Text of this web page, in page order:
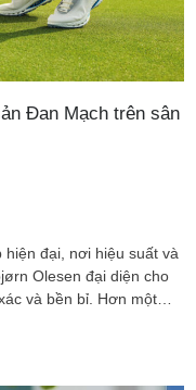
Đan Mạch trên sân
đại, nơi hiệu suất và
Olesen đại diện cho
và bền bỉ. Hơn một
anh không chỉ ghi dấu
trì phong độ ổn định